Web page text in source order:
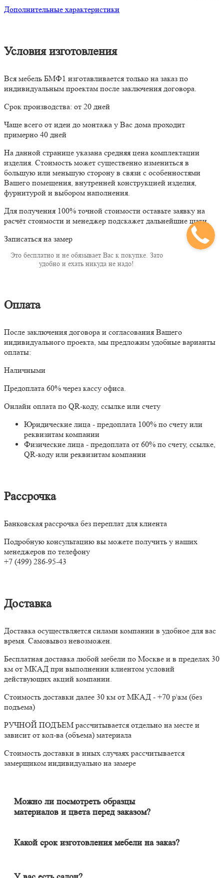
Дополнительные характеристики
Условия изготовления
Вся мебель БМФ1 изготавливается только на заказ по
индивидуальным проектам после заключения договора.
Срок производства: от 20 дней
Чаще всего от идеи до монтажа у Вас дома проходит
примерно 40 дней
На данной странице указана средняя цена комплектации
изделия. Стоимость может существенно измениться в
большую или меньшую сторону в связи с особенностями
Вашего помещения, внутренней конструкцией изделия,
фурнитурой и выбором наполнения.
Для получения 100% точной стоимости оставьте заявку на
расчёт стоимости и менеджер подскажет дальнейшие шаги.
Записаться на замер
Это бесплатно и не обязывает Вас к покупке. Зато
удобно и ехать никуда не надо!
Оплата
После заключения договора и согласования Вашего
индивидуального проекта, мы предложим удобные варианты
оплаты:
Наличными
Предоплата 60% через кассу офиса.
Онлайн оплата по QR-коду, ссылке или счету
Юридические лица - предоплата 100% по счету или
реквизитам компании
Физические лица - предоплата от 60% по счету, ссылке,
QR-коду или реквизитам компании
Рассрочка
Банковская рассрочка без переплат для клиента
Подробную консультацию вы можете получить у наших
менеджеров по телефону
+7 (499) 286-95-43
Доставка
Доставка осуществляется силами компании в удобное для вас
время. Самовывоз невозможен.
Бесплатная доставка любой мебели по Москве и в пределах 30
км от МКАД при выполнении клиентом условий
действующих акций компании.
Стоимость доставки далее 30 км от МКАД - +70 р\км (без
подъема)
РУЧНОЙ ПОДЪЕМ рассчитывается отдельно на месте и
зависит от кол-ва (объема) материала
Стоимость доставки в иных случаях рассчитывается
замерщиком индивидуально на замере
Можно ли посмотреть образцы
материалов и цвета перед заказом?
месте в собственном освещении увидеть, как будут выглядеть
Какой срок изготовления мебели на заказ?
среднем цикл производства большей части изделий составляет